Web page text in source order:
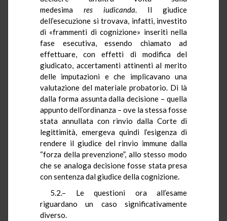
medesima res iudicanda. Il giudice
dell’esecuzione si trovava, infatti, investito
di «frammenti di cognizione» inseriti nella
fase esecutiva, essendo chiamato ad
effettuare, con effetti di modifica del
giudicato, accertamenti attinenti al merito
delle imputazioni e che implicavano una
valutazione del materiale probatorio. Di là
dalla forma assunta dalla decisione – quella
appunto dell’ordinanza – ove la stessa fosse
stata annullata con rinvio dalla Corte di
legittimità, emergeva quindi l’esigenza di
rendere il giudice del rinvio immune dalla
“forza della prevenzione”, allo stesso modo
che se analoga decisione fosse stata presa
con sentenza dal giudice della cognizione.
5.2.– Le questioni ora all’esame
riguardano un caso significativamente
diverso.